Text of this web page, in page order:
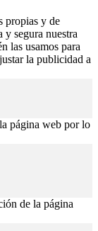
propias y de
y segura nuestra
las usamos para
la publicidad a
página web por lo
de la página